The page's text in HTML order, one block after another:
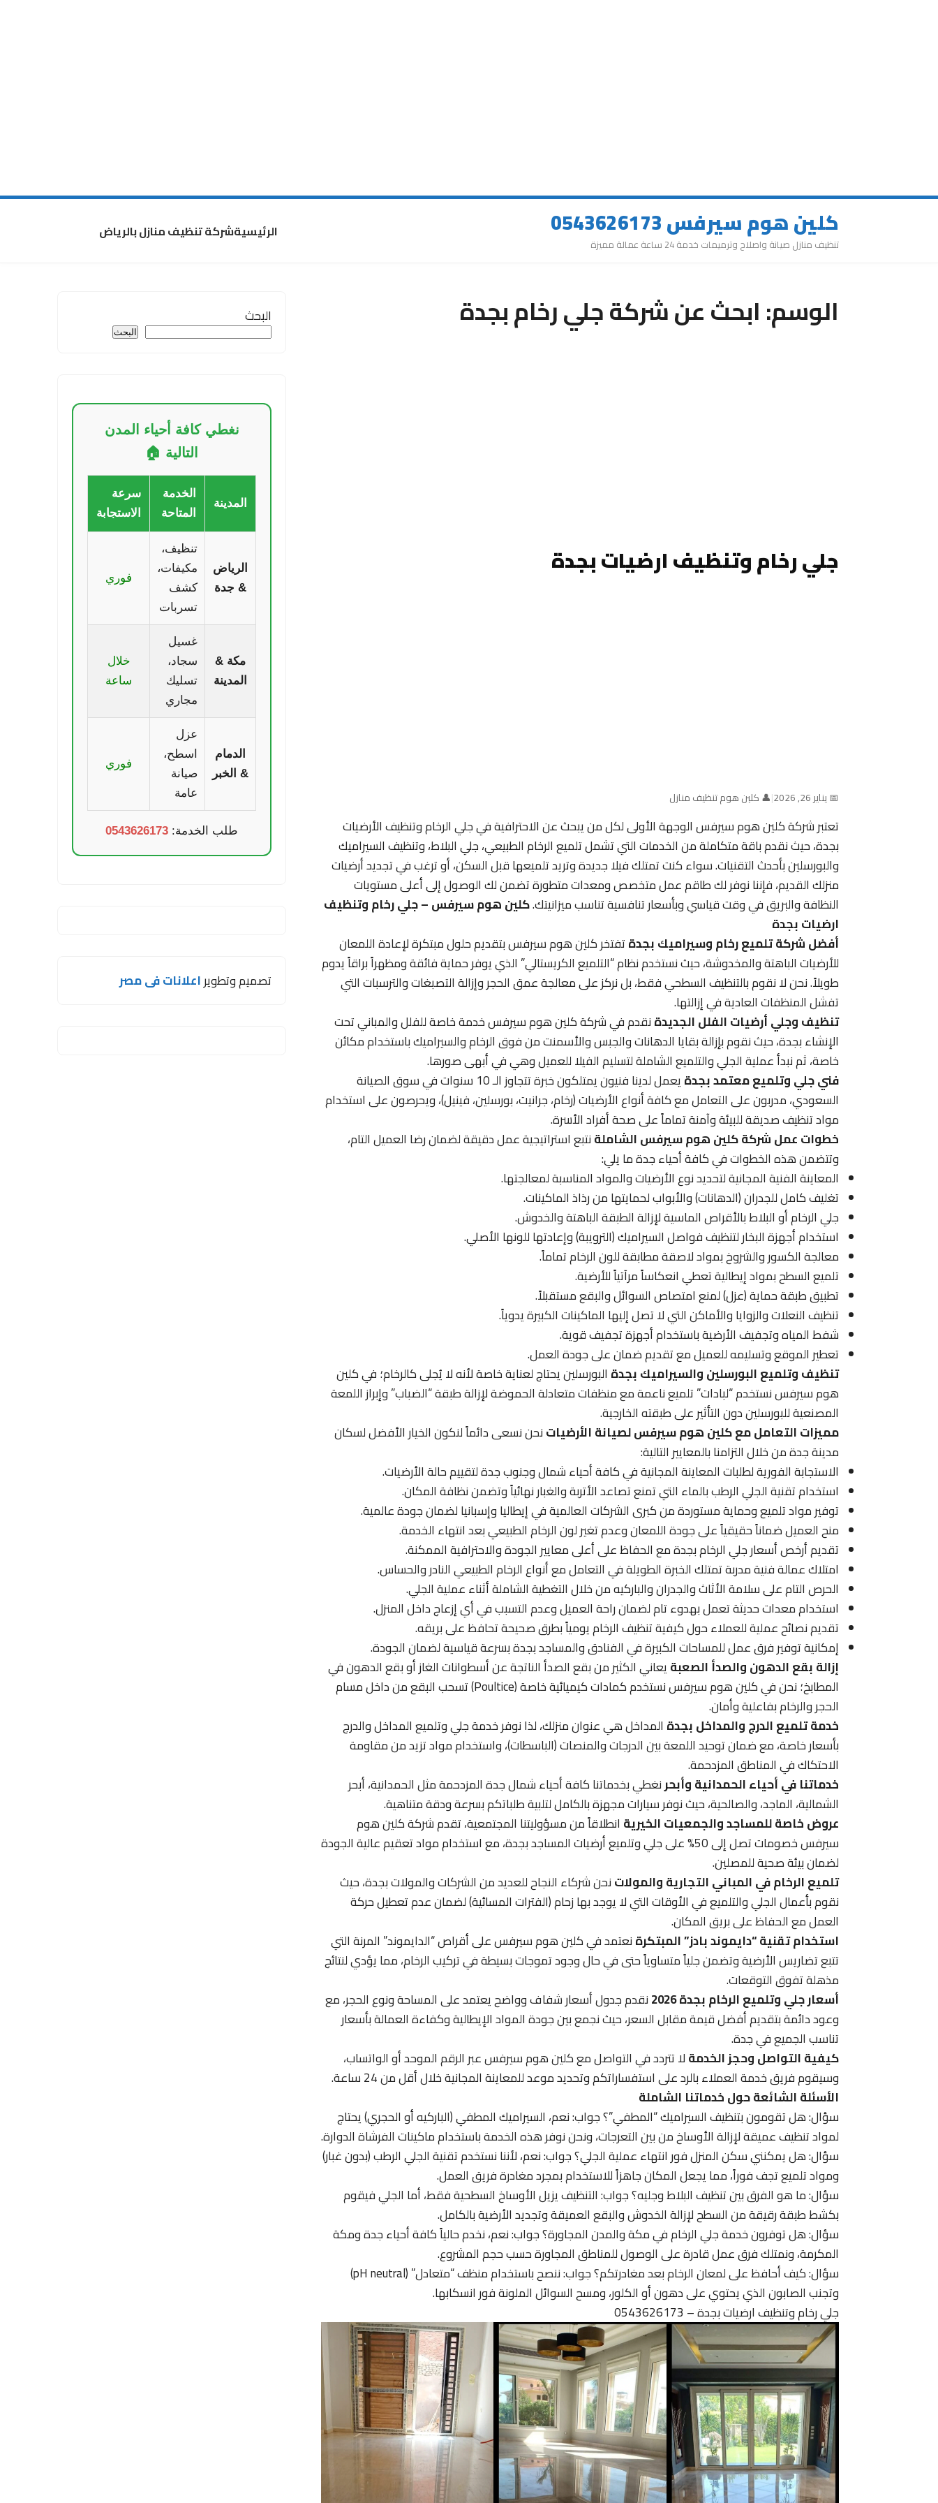
كلين هوم سيرفس 0543626173
تنظيف منازل صيانة واصلاح وترميمات خدمة 24 ساعة عمالة مميزة
الرئيسيةشركة تنظيف منازل بالرياض
الوسم:ابحث عن شركة جلي رخام بجدة
جلي رخام وتنظيف ارضيات بجدة
📅 يناير 26, 2026 |👤 كلين هوم تنظيف منازل
تعتبر شركة كلين هوم سيرفس الوجهة الأولى لكل من يبحث عن الاحترافية في جلي الرخام وتنظيف الأرضيات
بجدة، حيث نقدم باقة متكاملة من الخدمات التي تشمل تلميع الرخام الطبيعي، جلي البلاط، وتنظيف السيراميك
والبورسلين بأحدث التقنيات. سواء كنت تمتلك فيلا جديدة وتريد تلميعها قبل السكن، أو ترغب في تجديد أرضيات
منزلك القديم، فإننا نوفر لك طاقم عمل متخصص ومعدات متطورة تضمن لك الوصول إلى أعلى مستويات
النظافة والبريق في وقت قياسي وبأسعار تنافسية تناسب ميزانيتك.كلين هوم سيرفس – جلي رخام وتنظيف
ارضيات بجدة
أفضل شركة تلميع رخام وسيراميك بجدةتفتخر كلين هوم سيرفس بتقديم حلول مبتكرة لإعادة اللمعان
للأرضيات الباهتة والمخدوشة، حيث نستخدم نظام “التلميع الكريستالي” الذي يوفر حماية فائقة ومظهراً براقاً يدوم
طويلاً. نحن لا نقوم بالتنظيف السطحي فقط، بل نركز على معالجة عمق الحجر وإزالة التصبغات والترسبات التي
تفشل المنظفات العادية في إزالتها.
تنظيف وجلي أرضيات الفلل الجديدةنقدم في شركة كلين هوم سيرفس خدمة خاصة للفلل والمباني تحت
الإنشاء بجدة، حيث نقوم بإزالة بقايا الدهانات والجبس والأسمنت من فوق الرخام والسيراميك باستخدام مكائن
خاصة، ثم نبدأ عملية الجلي والتلميع الشاملة لتسليم الفيلا للعميل وهي في أبهى صورها.
فني جلي وتلميع معتمد بجدة
يعمل لدينا فنيون يمتلكون خبرة تتجاوز الـ 10 سنوات في سوق الصيانة
السعودي، مدربون على التعامل مع كافة أنواع الأرضيات (رخام، جرانيت، بورسلين، فينيل)، ويحرصون على استخدام
مواد تنظيف صديقة للبيئة وآمنة تماماً على صحة أفراد الأسرة.
خطوات عمل شركة كلين هوم سيرفس الشاملةنتبع استراتيجية عمل دقيقة لضمان رضا العميل التام،
وتتضمن هذه الخطوات في كافة أحياء جدة ما يلي:
المعاينة الفنية المجانية لتحديد نوع الأرضيات والمواد المناسبة لمعالجتها.
تغليف كامل للجدران (الدهانات) والأبواب لحمايتها من رذاذ الماكينات.
جلي الرخام أو البلاط بالأقراص الماسية لإزالة الطبقة الباهتة والخدوش.
استخدام أجهزة البخار لتنظيف فواصل السيراميك (الترويبة) وإعادتها للونها الأصلي.
معالجة الكسور والشروخ بمواد لاصقة مطابقة للون الرخام تماماً.
تلميع السطح بمواد إيطالية تعطي انعكاساً مرآتياً للأرضية.
تطبيق طبقة حماية (عزل) لمنع امتصاص السوائل والبقع مستقبلاً.
تنظيف النعلات والزوايا والأماكن التي لا تصل إليها الماكينات الكبيرة يدوياً.
شفط المياه وتجفيف الأرضية باستخدام أجهزة تجفيف قوية.
تعطير الموقع وتسليمه للعميل مع تقديم ضمان على جودة العمل.
تنظيف وتلميع البورسلين والسيراميك بجدة البورسلين يحتاج لعناية خاصة لأنه لا يُجلى كالرخام؛ في كلين
هوم سيرفس نستخدم “لبادات” تلميع ناعمة مع منظفات متعادلة الحموضة لإزالة طبقة “الضباب” وإبراز اللمعة
المصنعية للبورسلين دون التأثير على طبقته الخارجية.
مميزات التعامل مع كلين هوم سيرفس لصيانة الأرضياتنحن نسعى دائماً لنكون الخيار الأفضل لسكان
مدينة جدة من خلال التزامنا بالمعايير التالية:
الاستجابة الفورية لطلبات المعاينة المجانية في كافة أحياء شمال وجنوب جدة لتقييم حالة الأرضيات.
استخدام تقنية الجلي الرطب بالماء التي تمنع تصاعد الأتربة والغبار نهائياً وتضمن نظافة المكان.
توفير مواد تلميع وحماية مستوردة من كبرى الشركات العالمية في إيطاليا وإسبانيا لضمان جودة عالمية.
منح العميل ضماناً حقيقياً على جودة اللمعان وعدم تغير لون الرخام الطبيعي بعد انتهاء الخدمة.
تقديم أرخص أسعار جلي الرخام بجدة مع الحفاظ على أعلى معايير الجودة والاحترافية الممكنة.
امتلاك عمالة فنية مدربة تمتلك الخبرة الطويلة في التعامل مع أنواع الرخام الطبيعي النادر والحساس.
الحرص التام على سلامة الأثاث والجدران والباركيه من خلال التغطية الشاملة أثناء عملية الجلي.
استخدام معدات حديثة تعمل بهدوء تام لضمان راحة العميل وعدم التسبب في أي إزعاج داخل المنزل.
تقديم نصائح عملية للعملاء حول كيفية تنظيف الرخام يومياً بطرق صحيحة تحافظ على بريقه.
إمكانية توفير فرق عمل للمساحات الكبيرة في الفنادق والمساجد بجدة بسرعة قياسية لضمان الجودة.
إزالة بقع الدهون والصدأ الصعبةيعاني الكثير من بقع الصدأ الناتجة عن أسطوانات الغاز أو بقع الدهون في
المطابخ؛ نحن في كلين هوم سيرفس نستخدم كمادات كيميائية خاصة (Poultice) تسحب البقع من داخل مسام
الحجر والرخام بفاعلية وأمان.
خدمة تلميع الدرج والمداخل بجدة المداخل هي عنوان منزلك، لذا نوفر خدمة جلي وتلميع المداخل والدرج
بأسعار خاصة، مع ضمان توحيد اللمعة بين الدرجات والمنصات (الباسطات)، واستخدام مواد تزيد من مقاومة
الاحتكاك في المناطق المزدحمة.
خدماتنا في أحياء الحمدانية وأبحرنغطي بخدماتنا كافة أحياء شمال جدة المزدحمة مثل الحمدانية، أبحر
الشمالية، الماجد، والصالحية، حيث نوفر سيارات مجهزة بالكامل لتلبية طلباتكم بسرعة ودقة متناهية.
عروض خاصة للمساجد والجمعيات الخيرية انطلاقاً من مسؤوليتنا المجتمعية، تقدم شركة كلين هوم
سيرفس خصومات تصل إلى 50% على جلي وتلميع أرضيات المساجد بجدة، مع استخدام مواد تعقيم عالية الجودة
لضمان بيئة صحية للمصلين.
تلميع الرخام في المباني التجارية والمولاتنحن شركاء النجاح للعديد من الشركات والمولات بجدة، حيث
نقوم بأعمال الجلي والتلميع في الأوقات التي لا يوجد بها زحام (الفترات المسائية) لضمان عدم تعطيل حركة
العمل مع الحفاظ على بريق المكان.
استخدام تقنية “دايموند بادز” المبتكرةنعتمد في كلين هوم سيرفس على أقراص “الدايموند” المرنة التي
تتبع تضاريس الأرضية وتضمن جلياً متساوياً حتى في حال وجود تموجات بسيطة في تركيب الرخام، مما يؤدي لنتائج
مذهلة تفوق التوقعات.
أسعار جلي وتلميع الرخام بجدة 2026
نقدم جدول أسعار شفاف وواضح يعتمد على المساحة ونوع الحجر، مع
وعود دائمة بتقديم أفضل قيمة مقابل السعر، حيث نجمع بين جودة المواد الإيطالية وكفاءة العمالة بأسعار
تناسب الجميع في جدة.
كيفية التواصل وحجز الخدمةلا تتردد في التواصل مع كلين هوم سيرفس عبر الرقم الموحد أو الواتساب،
وسيقوم فريق خدمة العملاء بالرد على استفساراتكم وتحديد موعد للمعاينة المجانية خلال أقل من 24 ساعة.
الأسئلة الشائعة حول خدماتنا الشاملة
سؤال: هل تقومون بتنظيف السيراميك “المطفي”؟ جواب: نعم، السيراميك المطفي (الباركيه أو الحجري) يحتاج
لمواد تنظيف عميقة لإزالة الأوساخ من بين التعرجات، ونحن نوفر هذه الخدمة باستخدام ماكينات الفرشاة الدوارة.
سؤال: هل يمكنني سكن المنزل فور انتهاء عملية الجلي؟ جواب: نعم، لأننا نستخدم تقنية الجلي الرطب (بدون غبار)
ومواد تلميع تجف فوراً، مما يجعل المكان جاهزاً للاستخدام بمجرد مغادرة فريق العمل.
سؤال: ما هو الفرق بين تنظيف البلاط وجليه؟ جواب: التنظيف يزيل الأوساخ السطحية فقط، أما الجلي فيقوم
بكشط طبقة رقيقة من السطح لإزالة الخدوش والبقع العميقة وتجديد الأرضية بالكامل.
سؤال: هل توفرون خدمة جلي الرخام في مكة والمدن المجاورة؟ جواب: نعم، نخدم حالياً كافة أحياء جدة ومكة
المكرمة، ونمتلك فرق عمل قادرة على الوصول للمناطق المجاورة حسب حجم المشروع.
سؤال: كيف أحافظ على لمعان الرخام بعد مغادرتكم؟ جواب: ننصح باستخدام منظف “متعادل” (pH neutral)
وتجنب الصابون الذي يحتوي على دهون أو الكلور، ومسح السوائل الملونة فور انسكابها.
جلي رخام وتنظيف ارضيات بجدة – 0543626173
البحث
البحث
نغطي كافة أحياء المدن
التالية 🏠
المدينة
الخدمة
المتاحة
سرعة
الاستجابة
الرياض
& جدة
تنظيف،
مكيفات،
كشف
تسربات
فوري
مكة &
المدينة
غسيل
سجاد،
تسليك
مجاري
خلال
ساعة
الدمام
& الخبر
عزل
اسطح،
صيانة
عامة
فوري
طلب الخدمة: 0543626173
تصميم وتطويراعلانات فى مصر